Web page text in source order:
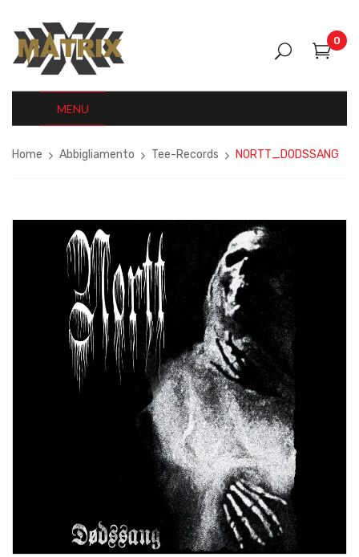
0
MENU
Home Abbigliamento Tee-Records NORTT_DODSSANG